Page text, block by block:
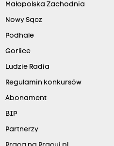
Małopolska Zachodnia
Nowy Sącz
Podhale
Gorlice
Ludzie Radia
Regulamin konkursów
Abonament
BIP
Partnerzy